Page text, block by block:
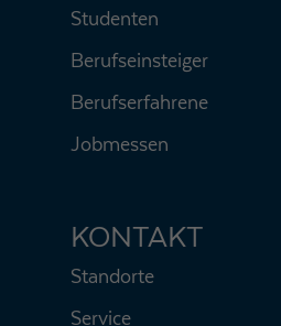
Studenten
Berufseinsteiger
Berufserfahrene
Jobmessen
KONTAKT
Standorte
Service